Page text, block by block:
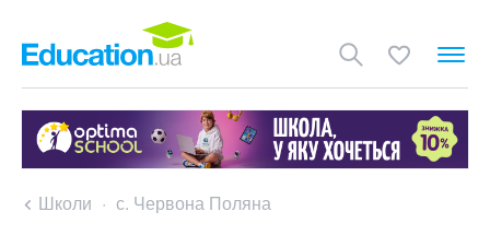
Школи с. Червона Поляна